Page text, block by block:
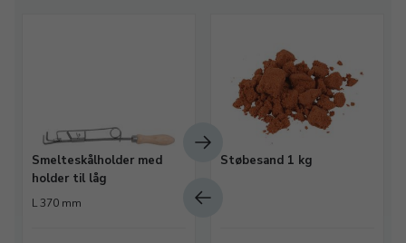
Smelteskålholder med
holder til låg
L 370 mm
Støbesand 1 kg